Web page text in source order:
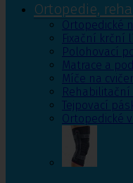
Ortopedie,
Ortopedické
Fixační krční
Polohovací
Matrace a
Míče na
Tejpovací
Ortopedické